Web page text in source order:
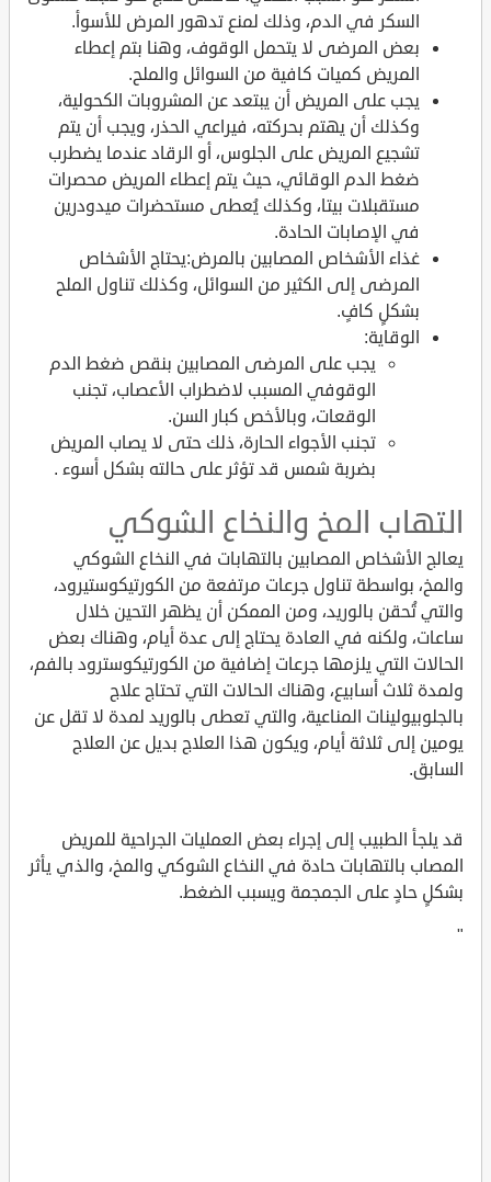
السكر في الدم، وذلك لمنع تدهور المرض للأسوأ.
بعض المرضى لا يتحمل الوقوف، وهنا بتم إعطاء
المريض كميات كافية من السوائل والملح.
يجب على المريض أن يبتعد عن المشروبات الكحولية،
وكذلك أن يهتم بحركته، فيراعي الحذر، ويجب أن يتم
تشجيع المريض على الجلوس، أو الرقاد عندما يضطرب
ضغط الدم الوقائي، حيث يتم إعطاء المريض محصرات
مستقبلات بيتا، وكذلك يُعطى مستحضرات ميدودرين
في الإصابات الحادة.
غذاء الأشخاص المصابين بالمرض:يحتاج الأشخاص
المرضى إلى الكثير من السوائل، وكذلك تناول الملح
بشكلٍ كافٍ.
الوقاية:
يجب على المرضى المصابين بنقص ضغط الدم
الوقوفي المسبب لاضطراب الأعصاب، تجنب
الوقعات، وبالأخص كبار السن.
تجنب الأجواء الحارة، ذلك حتى لا يصاب المريض
بضربة شمس قد تؤثر على حالته بشكل أسوء .
التهاب المخ والنخاع الشوكي
يعالج الأشخاص المصابين بالتهابات في النخاع الشوكي
والمخ، بواسطة تناول جرعات مرتفعة من الكورتيكوستيرود،
والتي تُحقن بالوريد، ومن الممكن أن يظهر التحين خلال
ساعات، ولكنه في العادة يحتاج إلى عدة أيام، وهناك بعض
الحالات التي يلزمها جرعات إضافية من الكورتيكوسترود بالفم،
ولمدة ثلاث أسابيع، وهناك الحالات التي تحتاج علاج
بالجلوبيولينات المناعية، والتي تعطى بالوريد لمدة لا تقل عن
يومين إلى ثلاثة أيام، ويكون هذا العلاج بديل عن العلاج
السابق.
قد يلجأ الطبيب إلى إجراء بعض العمليات الجراحية للمريض
المصاب بالتهابات حادة في النخاع الشوكي والمخ، والذي يأثر
بشكلٍ حادٍ على الجمجمة ويسبب الضغط.
"